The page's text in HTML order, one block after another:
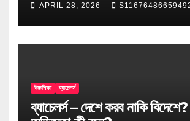
APRIL 28, 2026
উচ্চশিক্ষা ব্যাচেলর্স
ব্যাচেলর্স – দেশে করব নাকি